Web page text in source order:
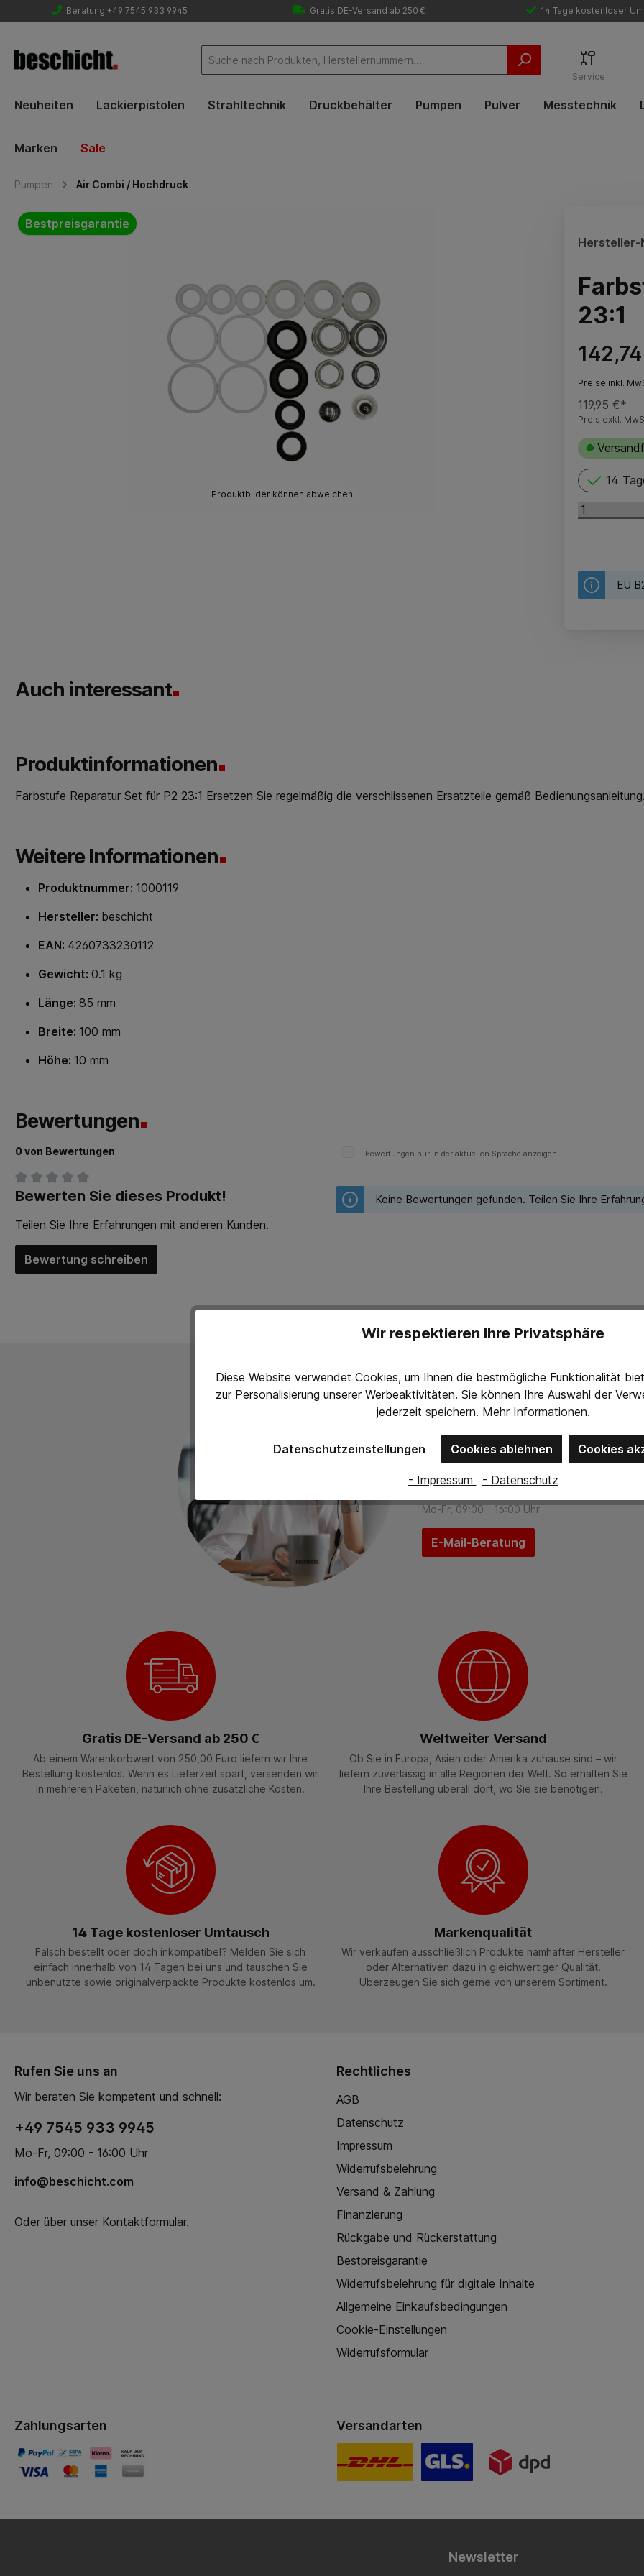
Beratung +49 7545 933 9945 Gratis DE-Versand ab 250 € 14 Tage kostenloser
Service
Neuheiten Lackierpistolen Strahltechnik Druckbehälter Pumpen Pulver Messtechnik
Marken Sale
Pumpen Air Combi / Hochdruck
Bildergalerie überspringen
Bestpreisgarantie
Produktbilder können abweichen
Hersteller-
23:1
Preise inkl.
119,95 €*
Preis exkl.
14
EU
Auch interessant
Produktinformationen
Farbstufe Reparatur Set für P2 23:1 Ersetzen Sie regelmäßig die verschlissenen Ersatzteile gemäß
Weitere Informationen
Produktnummer: 1000119
Hersteller: beschicht
EAN: 4260733230112
Gewicht: 0.1 kg
Länge: 85 mm
Breite: 100 mm
Höhe: 10 mm
Bewertungen
0 von Bewertungen
Durchschnittliche Bewertung von 0 von 5 Sternen
Bewerten Sie dieses Produkt!
Teilen Sie Ihre Erfahrungen mit anderen Kunden.
Bewertung schreiben
Bewertungen nur in der aktuellen Sprache anzeigen.
Keine Bewertungen gefunden. Teilen Sie Ihre
Persönliche Beratung
Melden Sie sich gerne per Telefon oder
beraten Sie schnell, kompetent und
+49 7545 933 9945
Mo-Fr, 09:00 - 16:00 Uhr
E-Mail-Beratung
Gratis DE-Versand ab 250 €
Ab einem Warenkorbwert von 250,00 Euro liefern wir Ihre
Bestellung kostenlos. Wenn es Lieferzeit spart, versenden wir
in mehreren Paketen, natürlich ohne zusätzliche Kosten.
Weltweiter Versand
Ob Sie in Europa, Asien oder Amerika zuhause sind – wir
liefern zuverlässig in alle Regionen der Welt. So erhalten Sie
Ihre Bestellung überall dort, wo Sie sie benötigen.
14 Tage kostenloser Umtausch
Falsch bestellt oder doch inkompatibel? Melden Sie sich
einfach innerhalb von 14 Tagen bei uns und tauschen Sie
unbenutzte sowie originalverpackte Produkte kostenlos um.
Markenqualität
Wir verkaufen ausschließlich Produkte namhafter Hersteller
oder Alternativen dazu in gleichwertiger Qualität.
Überzeugen Sie sich gerne von unserem Sortiment.
Rufen Sie uns an
Wir beraten Sie kompetent und schnell:
+49 7545 933 9945
Mo-Fr, 09:00 - 16:00 Uhr
info@beschicht.com
Oder über unser Kontaktformular.
Rechtliches
AGB
Datenschutz
Impressum
Widerrufsbelehrung
Versand & Zahlung
Finanzierung
Rückgabe und Rückerstattung
Bestpreisgarantie
Widerrufsbelehrung für digitale Inhalte
Allgemeine Einkaufsbedingungen
Cookie-Einstellungen
Widerrufsformular
Zahlungsarten Versandarten
Newsletter
Wir respektieren Ihre Privatsphäre
Diese Website verwendet Cookies, um Ihnen die bestmögliche Funktionalität
zur Personalisierung unserer Werbeaktivitäten. Sie können Ihre Auswahl der
jederzeit speichern. Mehr Informationen.
Datenschutzeinstellungen Cookies ablehnen Cookies
- Impressum - Datenschutz